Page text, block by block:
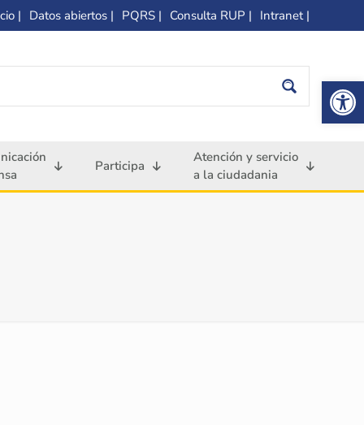
| Datos abiertos | PQRS | Consulta RUP | Intranet |
Participa
Atención y servicio
a la ciudadania